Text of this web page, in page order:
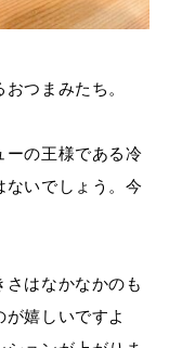
つまみたち。
ーの王様である冷
ないでしょう。今
はなかなかのも
嬉しいですよ